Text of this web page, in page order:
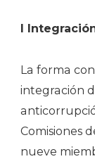
I
La forma
integración
Comisiones
nueve